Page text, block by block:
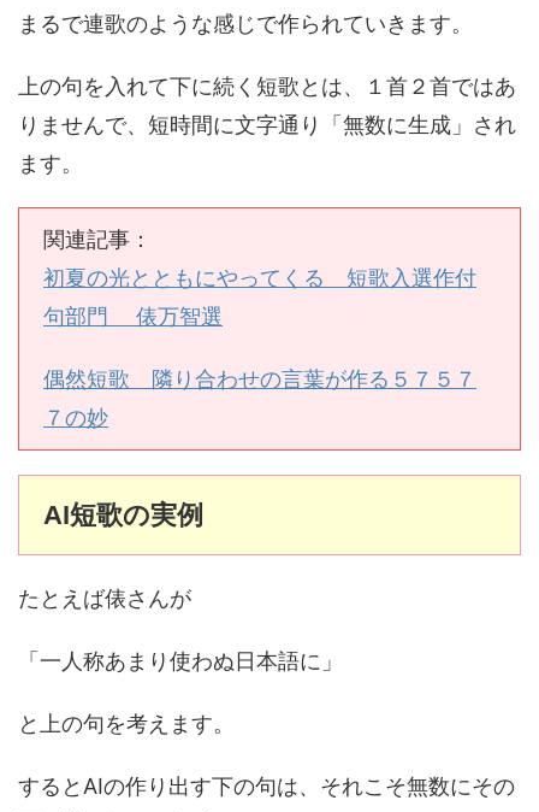
まるで連歌のような感じで作られていきます。
上の句を入れて下に続く短歌とは、１首２首ではあ
りませんで、短時間に文字通り「無数に生成」され
ます。
関連記事：
初夏の光とともにやってくる 短歌入選作付
句部門 俵万智選
偶然短歌 隣り合わせの言葉が作る５７５７
７の妙
AI短歌の実例
たとえば俵さんが
「一人称あまり使わぬ日本語に」
と上の句を考えます。
するとAIの作り出す下の句は、それこそ無数にその